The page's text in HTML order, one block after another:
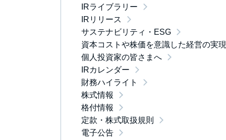
IRライブラリー
IRリリース
サステナビリティ・ESG
資本コストや株価を意識した経営の実
個人投資家の皆さまへ
IRカレンダー
財務ハイライト
株式情報
格付情報
定款・株式取扱規則
電子公告